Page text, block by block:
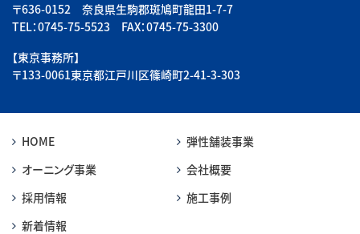
〒636-0152 奈良県生駒郡斑鳩町龍田1-7-7
TEL：0745-75-5523 FAX：0745-75-3300
【東京事務所】
〒133-0061東京都江戸川区篠崎町2-41-3-303
HOME
弾性舗装事業
オーニング事業
会社概要
採用情報
施工事例
新着情報